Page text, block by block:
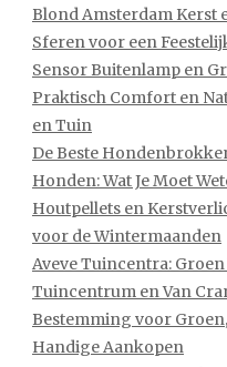
Blond Amsterdam Kerst
Sferen voor een
Sensor Buitenlamp en
Praktisch Comfort en
en Tuin
De Beste
Honden: Wat Je Moet
Houtpellets en
voor de Wintermaanden
Aveve Tuincentra:
Tuincentrum en Van
Bestemming voor
Handige Aankopen